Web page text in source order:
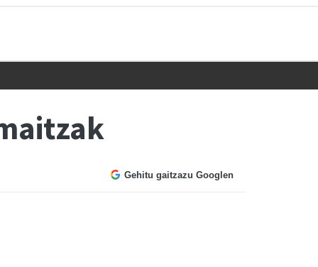
Gehitu gaitzazu Googlen